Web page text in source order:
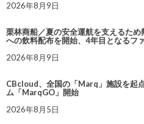
2026年8月9日
栗林商船／夏の安全運航を支えるた
への飲料配布を開始、4年目となるフ
2026年8月9日
CBcloud、全国の「Marq」施設を起
ム「MarqGO」開始
2026年8月5日